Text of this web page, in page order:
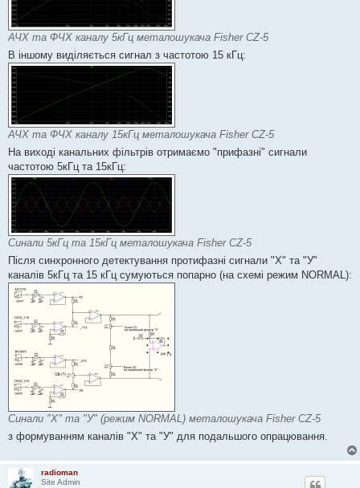
АЧХ та ФЧХ каналу 5кГц металошукача Fisher CZ-5
В іншому виділяється сигнал з частотою 15 кГц:
АЧХ та ФЧХ каналу 15кГц металошукача Fisher CZ-5
На виході канальних фільтрів отримаємо "прифазні" сигнали
частотою 5кГц та 15кГц:
Синали 5кГц та 15кГц металошукача Fisher CZ-5
Після синхронного детектування протифазні сигнали "Х" та "У"
каналів 5кГц та 15 кГц сумуються попарно (на схемі режим NORMAL):
Синали "Х" та "У" (режим NORMAL) металошукача Fisher CZ-5
з формуванням каналів "Х" та "У" для подальшого опрацювання.
radioman
Site Admin